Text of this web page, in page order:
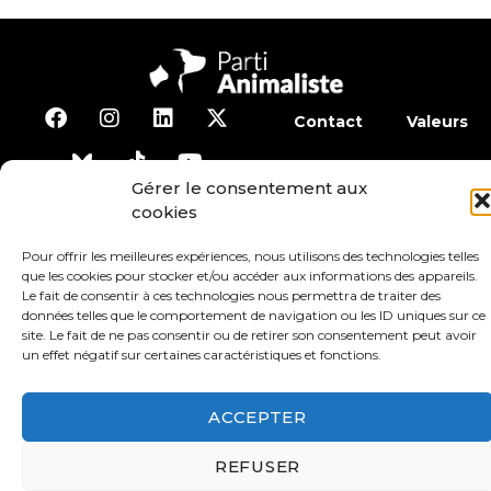
Gérer le consentement aux
cookies
Pour offrir les meilleures expériences, nous utilisons des technologies telles
que les cookies pour stocker et/ou accéder aux informations des appareils.
Le fait de consentir à ces technologies nous permettra de traiter des
données telles que le comportement de navigation ou les ID uniques sur ce
site. Le fait de ne pas consentir ou de retirer son consentement peut avoir
un effet négatif sur certaines caractéristiques et fonctions.
ACCEPTER
REFUSER
Contact Valeurs
Adhérer
Conditions générales d’utilisation
Protection des données Mentions légales